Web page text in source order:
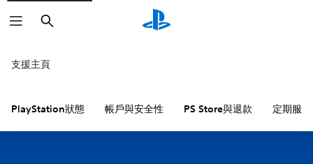
搜
尋
支援主頁
PlayStation狀態 帳戶與安全性 PS Store與退款 定期服務